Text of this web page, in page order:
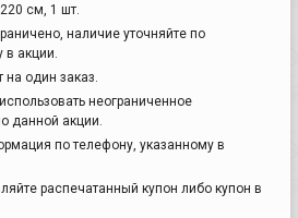
см, 1 шт.
наличие уточняйте по
акции.
один заказ.
неограниченное
данной акции.
по телефону, указанному в
распечатанный купон либо купон в